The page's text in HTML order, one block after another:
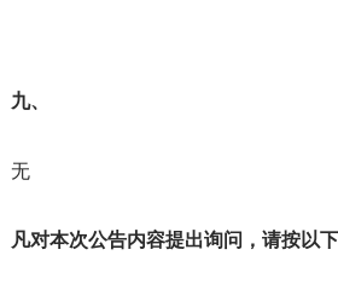
九、
无
凡对本次公告内容提出询问，请按以下